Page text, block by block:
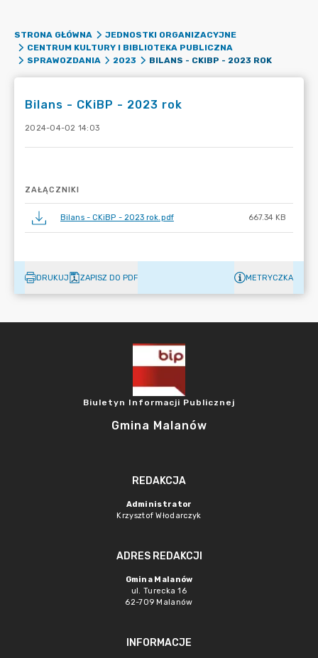
STRONA GŁÓWNA
JEDNOSTKI ORGANIZACYJNE
CENTRUM KULTURY I BIBLIOTEKA PUBLICZNA
SPRAWOZDANIA
2023 BILANS - CKIBP - 2023 ROK
Bilans - CKiBP - 2023 rok
2024-04-02 14:03
ZAŁĄCZNIKI
Bilans - CKiBP - 2023 rok.pdf 667.34 KB
DRUKUJ ZAPISZ DO PDF METRYCZKA
Biuletyn Informacji Publicznej
Gmina Malanów
REDAKCJA
Administrator
Krzysztof Włodarczyk
ADRES REDAKCJI
Gmina Malanów
ul. Turecka 16
62-709 Malanów
INFORMACJE